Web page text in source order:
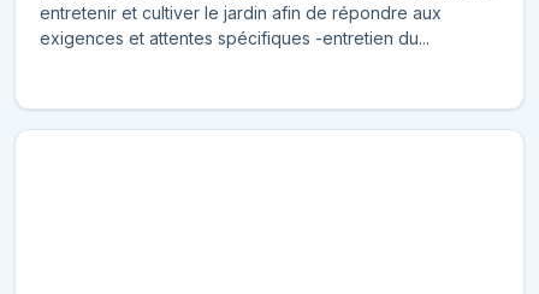
entretenir et cultiver le jardin afin de répondre aux
exigences et attentes spécifiques -entretien du...